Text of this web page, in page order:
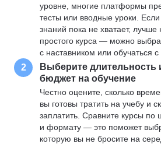
уровне, многие платформы
тесты или вводные уроки. Если
знаний пока не хватает, лучше
простого курса — можно
с наставником или обучаться
2
Выберите длительность
бюджет на обучение
Честно оцените, сколько
вы готовы тратить на учебу и
заплатить. Сравните курсы по
и формату — это поможет
которую вы не бросите на